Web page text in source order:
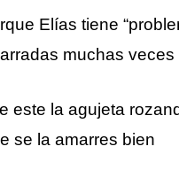
Elías tiene
muchas veces
este la agujeta
se la amarres bien